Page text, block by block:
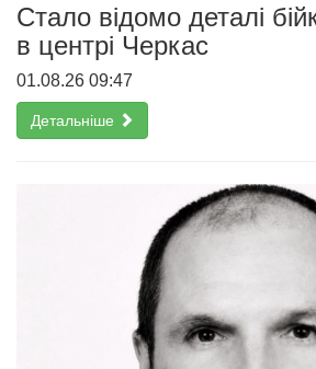
Стало відомо деталі
в центрі Черкас
01.08.26 09:47
Детальніше